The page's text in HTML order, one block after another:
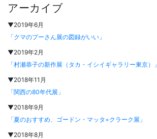
アーカイブ
▼2019年6月
「クマのプーさん展の図録がいい」
▼2019年2月
「村瀬恭子の新作展（タカ・イシイギャラリー東京）」
▼2018年11月
「関西の80年代展」
▼2018年9月
「夏のおすすめ、ゴードン・マッタ=クラーク展」
▼2018年8月